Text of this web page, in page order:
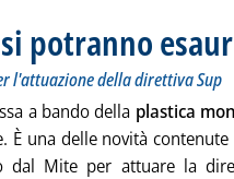
potranno
l'attuazione della direttiva Sup
a bando della plastica
È una delle novità
dal Mite per attuare la